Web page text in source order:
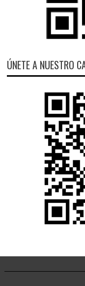
ÚNETE A NUESTRO